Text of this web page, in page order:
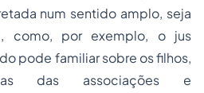
num sentido amplo, seja
como, por exemplo, o jus
pode familiar sobre os filhos,
das associações e